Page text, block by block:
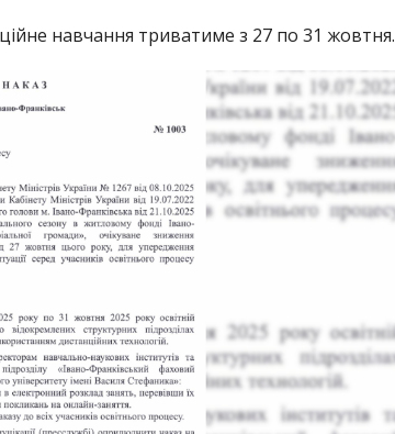
навчання триватиме з 27 по 31 жовтня.